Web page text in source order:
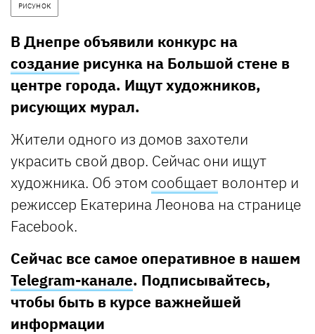
РИСУНОК
В Днепре объявили конкурс на
создание рисунка на Большой стене в
центре города. Ищут художников,
рисующих мурал.
Жители одного из домов захотели
украсить свой двор. Сейчас они ищут
художника. Об этом сообщает волонтер и
режиссер Екатерина Леонова на странице
Facebook.
Сейчас все самое оперативное в нашем
Telegram-канале. Подписывайтесь,
чтобы быть в курсе важнейшей
информации